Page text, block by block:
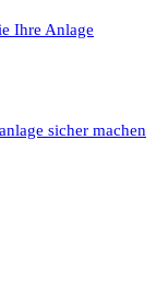
Ihre Anlage
sicher machen